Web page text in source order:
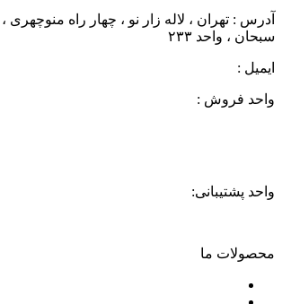
آدرس : تهران ، لاله زار نو ، چهار راه منوچهری
سبحان ، واحد ۲۳۳
ایمیل :
واحد فروش :
واحد پشتیبانی:
محصولات ما